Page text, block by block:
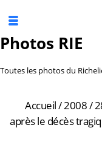
Photos RIE
Toutes les photos du
Accueil/2008/
après le décès